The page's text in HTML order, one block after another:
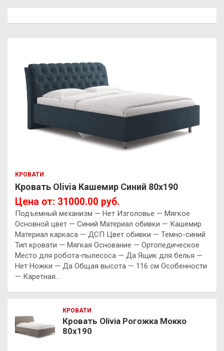
КРОВАТИ
Кровать Olivia Кашемир Синий 80х190
Цена от: 31000.00 руб.
Подъемный механизм — Нет Изголовье — Мягкое
Основной цвет — Синий Материал обивки — Кашемир
Материал каркаса — ДСП Цвет обивки — Темно-синий
Тип кровати — Мягкая Основание — Ортопедическое
Место для робота-пылесоса — Да Ящик для белья —
Нет Ножки — Да Общая высота — 116 см Особенности
— Каретная…
КРОВАТИ
Кровать Olivia Рогожка Мокко
80х190